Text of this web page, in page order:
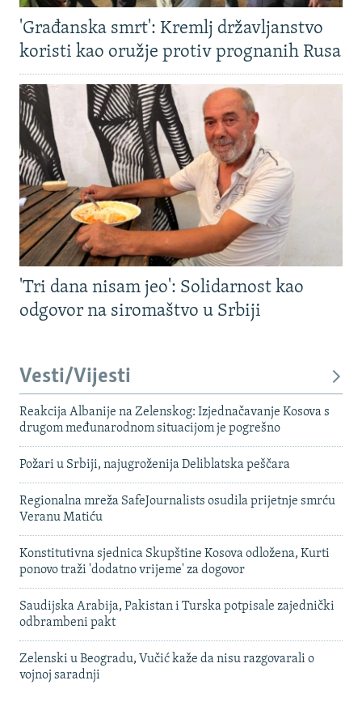
'Građanska smrt': Kremlj državljanstvo
koristi kao oružje protiv prognanih Rusa
'Tri dana nisam jeo': Solidarnost kao
odgovor na siromaštvo u Srbiji
Vesti/Vijesti
Reakcija Albanije na Zelenskog: Izjednačavanje Kosova s ​​
drugom međunarodnom situacijom je pogrešno
Požari u Srbiji, najugroženija Deliblatska peščara
Regionalna mreža SafeJournalists osudila prijetnje smrću
Veranu Matiću
Konstitutivna sjednica Skupštine Kosova odložena, Kurti
ponovo traži 'dodatno vrijeme' za dogovor
Saudijska Arabija, Pakistan i Turska potpisale zajednički
odbrambeni pakt
Zelenski u Beogradu, Vučić kaže da nisu razgovarali o
vojnoj saradnji